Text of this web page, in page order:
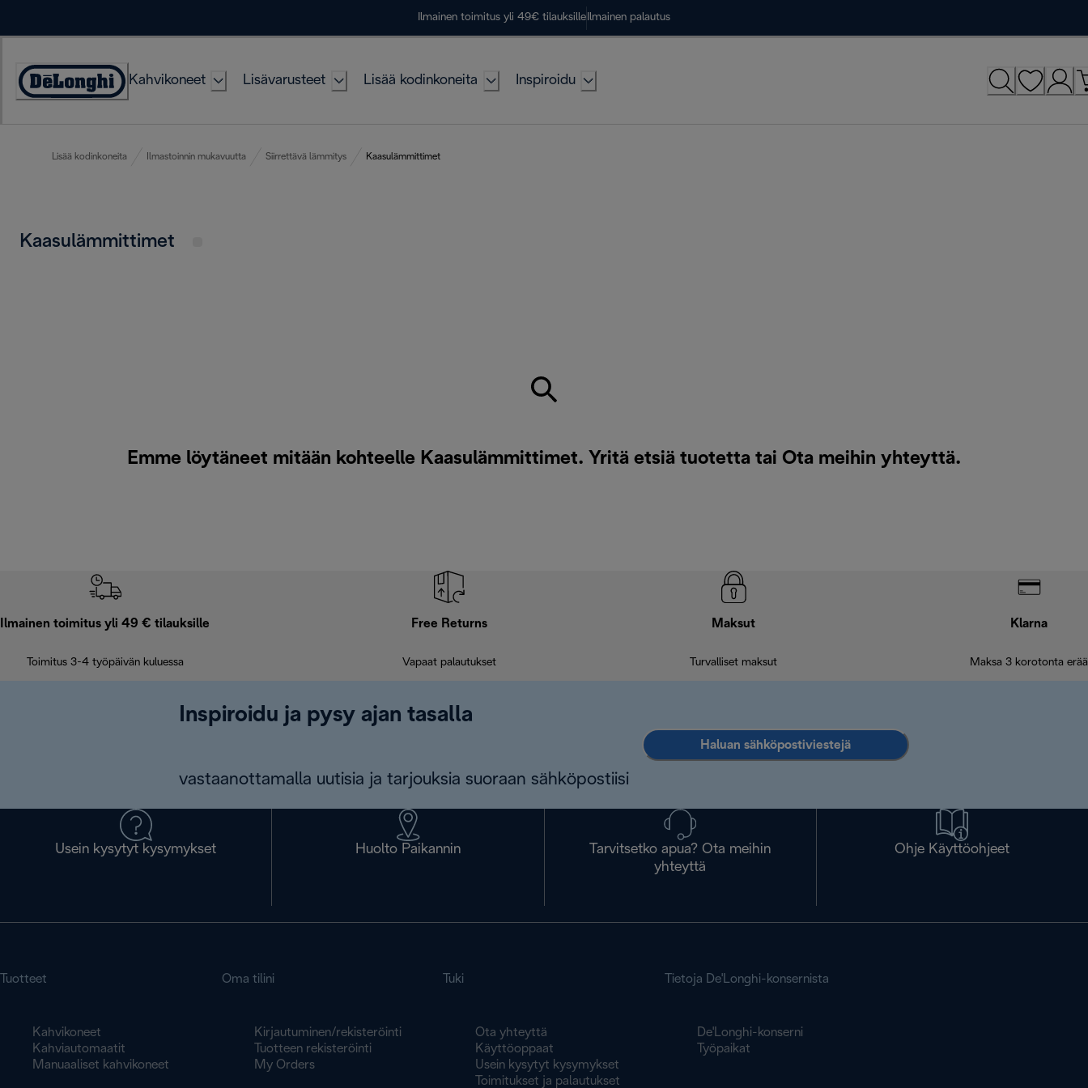
Ilmainen toimitus yli 49€ tilauksille Ilmainen palautus
Accessibility
Kahvikoneet Lisävarusteet Lisää kodinkoneita Inspiroidu
Lisää kodinkoneita Ilmastoinnin mukavuutta Siirrettävä lämmitys Kaasulämmittimet
Kaasulämmittimet
Emme löytäneet mitään kohteelle Kaasulämmittimet. Yritä etsiä tuotetta tai Ota meihin yhteyttä.
Ilmainen toimitus yli 49 € tilauksille
Toimitus 3-4 työpäivän kuluessa
Free Returns
Vapaat palautukset
Maksut
Turvalliset maksut
Klarna
Maksa 3 korotonta erää
Inspiroidu ja pysy ajan tasalla
vastaanottamalla uutisia ja tarjouksia suoraan sähköpostiisi
Haluan sähköpostiviestejä
Usein kysytyt kysymykset Huolto Paikannin
Tarvitsetko apua? Ota meihin
yhteyttä
Ohje Käyttöohjeet
Tuotteet
Kahvikoneet
Kahviautomaatit
Manuaaliset kahvikoneet
Oma tilini
Kirjautuminen/rekisteröinti
Tuotteen rekisteröinti
My Orders
Tuki
Ota yhteyttä
Käyttöoppaat
Usein kysytyt kysymykset
Toimitukset ja palautukset
Tietoja De'Longhi-konsernista
De'Longhi-konserni
Työpaikat